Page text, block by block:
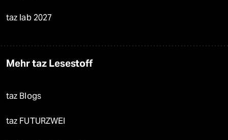
taz lab 2027
Mehr taz Lesestoff
taz Blogs
taz FUTURZWEI